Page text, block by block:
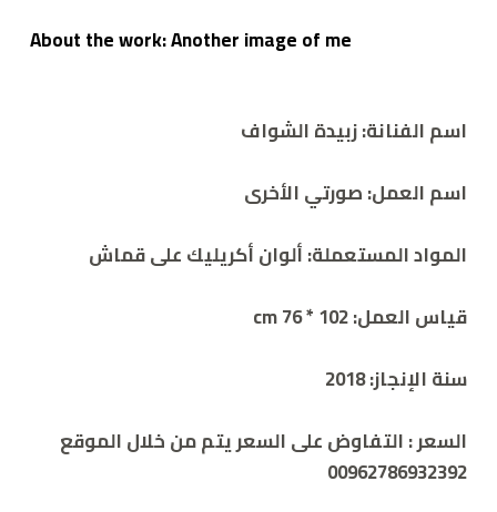
About the work:Another image of me
اسم الفنانة: زبيدة الشواف
اسم العمل:صورتي الأخرى
المواد المستعملة: ألوان أكريليك على قماش
قياس العمل: 102 * cm 76
سنة الإنجاز:2018
السعر :التفاوض على السعر يتم من خلال الموقع
00962786932392